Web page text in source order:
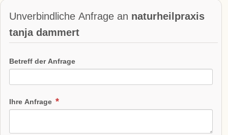
Unverbindliche Anfrage an naturheilpraxis
tanja dammert
Betreff der Anfrage
Ihre Anfrage